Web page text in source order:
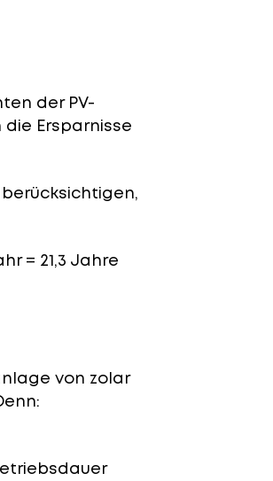
der PV-
Ersparnisse
= 21,3 Jahre
von zolar